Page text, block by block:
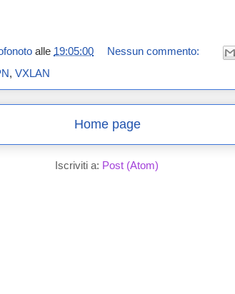
alle 19:05:00
Nessun commento:
, VXLAN
Home page
Iscriviti a: Post (Atom)